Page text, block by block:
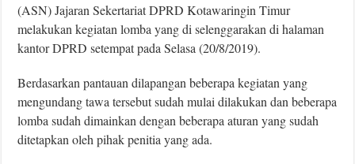
(ASN) Jajaran Sekertariat DPRD Kotawaringin Timur
melakukan kegiatan lomba yang di selenggarakan di halaman
kantor DPRD setempat pada Selasa (20/8/2019).
Berdasarkan pantauan dilapangan beberapa kegiatan yang
mengundang tawa tersebut sudah mulai dilakukan dan beberapa
lomba sudah dimainkan dengan beberapa aturan yang sudah
ditetapkan oleh pihak penitia yang ada.